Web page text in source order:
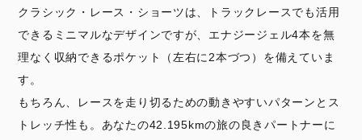
クラシック・レース・ショーツは、トラックレースでも活用
できるミニマルなデザインですが、エナジージェル4本を無
理なく収納できるポケット（左右に2本づつ）を備えていま
す。
もちろん、レースを走り切るための動きやすいパターンとス
トレッチ性も。あなたの42.195kmの旅の良きパートナーに